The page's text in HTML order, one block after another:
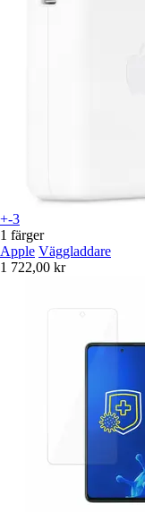
+-3
1 färger
Apple Väggladdare
1 722,00 kr